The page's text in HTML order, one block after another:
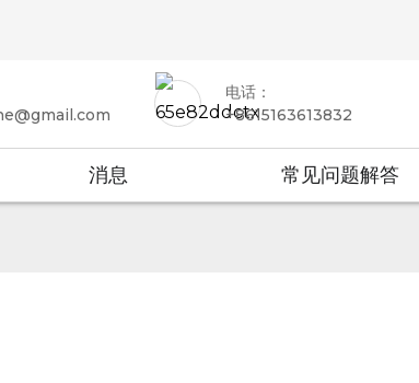
电话：
+8615163613832
消息 常见问题解答